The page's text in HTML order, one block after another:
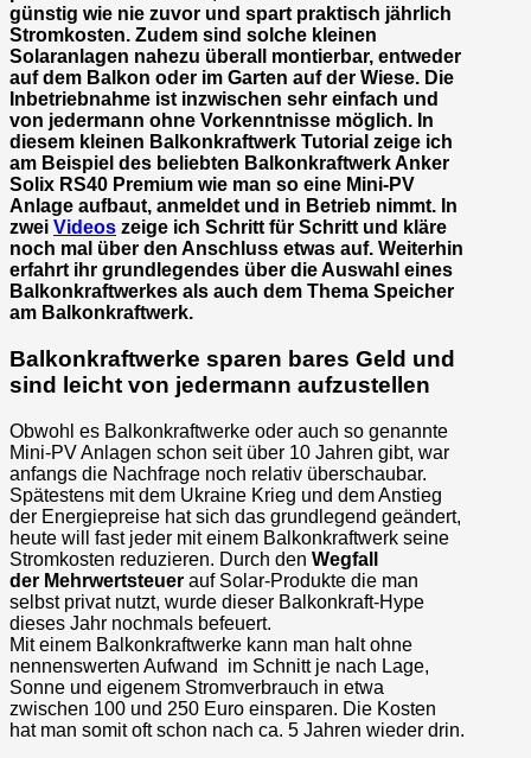
günstig wie nie zuvor und spart praktisch jährlich
Stromkosten. Zudem sind solche kleinen
Solaranlagen nahezu überall montierbar, entweder
auf dem Balkon oder im Garten auf der Wiese. Die
Inbetriebnahme ist inzwischen sehr einfach und
von jedermann ohne Vorkenntnisse möglich. In
diesem kleinen Balkonkraftwerk Tutorial zeige ich
am Beispiel des beliebten Balkonkraftwerk Anker
Solix RS40 Premium wie man so eine Mini-PV
Anlage aufbaut, anmeldet und in Betrieb nimmt. In
zwei Videos zeige ich Schritt für Schritt und kläre
noch mal über den Anschluss etwas auf. Weiterhin
erfahrt ihr grundlegendes über die Auswahl eines
Balkonkraftwerkes als auch dem Thema Speicher
am Balkonkraftwerk.
Balkonkraftwerke sparen bares Geld und
sind leicht von jedermann aufzustellen
Obwohl es Balkonkraftwerke oder auch so genannte
Mini-PV Anlagen schon seit über 10 Jahren gibt, war
anfangs die Nachfrage noch relativ überschaubar.
Spätestens mit dem Ukraine Krieg und dem Anstieg
der Energiepreise hat sich das grundlegend geändert,
heute will fast jeder mit einem Balkonkraftwerk seine
Stromkosten reduzieren. Durch den Wegfall
der Mehrwertsteuer auf Solar-Produkte die man
selbst privat nutzt, wurde dieser Balkonkraft-Hype
dieses Jahr nochmals befeuert.
Mit einem Balkonkraftwerke kann man halt ohne
nennenswerten Aufwand im Schnitt je nach Lage,
Sonne und eigenem Stromverbrauch in etwa
zwischen 100 und 250 Euro einsparen. Die Kosten
hat man somit oft schon nach ca. 5 Jahren wieder drin.